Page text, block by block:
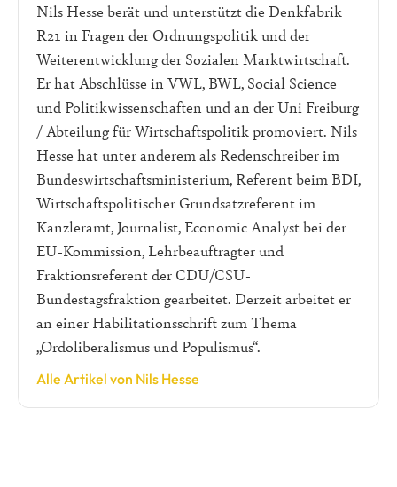
Nils Hesse berät und unterstützt die Denkfabrik
R21 in Fragen der Ordnungspolitik und der
Weiterentwicklung der Sozialen Marktwirtschaft.
Er hat Abschlüsse in VWL, BWL, Social Science
und Politikwissenschaften und an der Uni Freiburg
/ Abteilung für Wirtschaftspolitik promoviert. Nils
Hesse hat unter anderem als Redenschreiber im
Bundeswirtschaftsministerium, Referent beim BDI,
Wirtschaftspolitischer Grundsatzreferent im
Kanzleramt, Journalist, Economic Analyst bei der
EU-Kommission, Lehrbeauftragter und
Fraktionsreferent der CDU/CSU-
Bundestagsfraktion gearbeitet. Derzeit arbeitet er
an einer Habilitationsschrift zum Thema
„Ordoliberalismus und Populismus“.
Alle Artikel von Nils Hesse